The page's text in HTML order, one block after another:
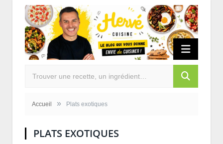
Accueil » Plats exotiques
PLATS EXOTIQUES